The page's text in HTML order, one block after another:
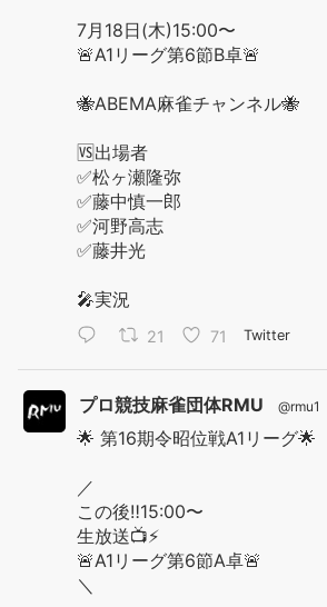
7月18日(木)15:00〜
🚨A1リーグ第6節B卓🚨
🐝ABEMA麻雀チャンネル🐝
🆚出場者
✅松ヶ瀬隆弥
✅藤中慎一郎
✅河野高志
✅藤井光
🎤実況
21 71 Twitter
プロ競技麻雀団体RMU @rmu1
🌟 第16期令昭位戦A1リーグ🌟
／
この後‼️15:00〜
生放送📺⚡️
🚨A1リーグ第6節A卓🚨
＼